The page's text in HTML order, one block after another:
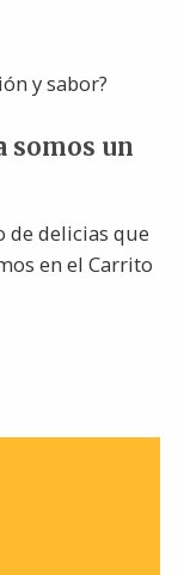
y sabor?
somos un
de delicias que
en el Carrito